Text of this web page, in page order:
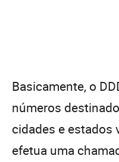
Basicamente, o
números
cidades e estados
efetua uma